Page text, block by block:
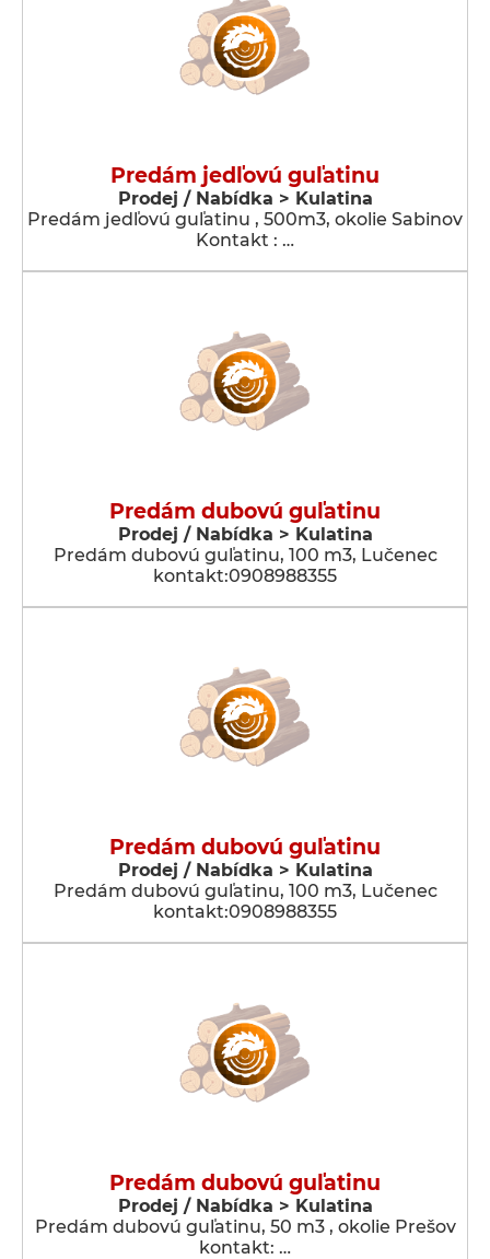
Predám jedľovú guľatinu
Prodej / Nabídka > Kulatina
Predám jedľovú guľatinu , 500m3, okolie Sabinov
Kontakt : …
Predám dubovú guľatinu
Prodej / Nabídka > Kulatina
Predám dubovú guľatinu, 100 m3, Lučenec
kontakt:0908988355
Predám dubovú guľatinu
Prodej / Nabídka > Kulatina
Predám dubovú guľatinu, 100 m3, Lučenec
kontakt:0908988355
Predám dubovú guľatinu
Prodej / Nabídka > Kulatina
Predám dubovú guľatinu, 50 m3 , okolie Prešov
kontakt: …